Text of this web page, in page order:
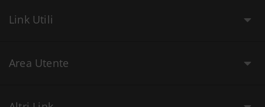
Link Utili
Area Utente